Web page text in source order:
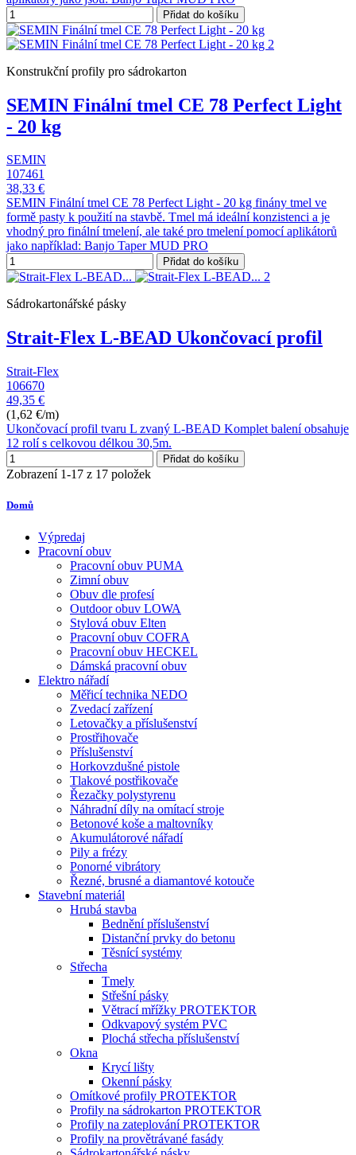
Přidat do košíku
Konstrukční profily pro sádrokarton
SEMIN Finální tmel CE 78 Perfect Light
- 20 kg
SEMIN
107461
38,33 €
SEMIN Finální tmel CE 78 Perfect Light - 20 kg finány tmel ve
formě pasty k použití na stavbě. Tmel má ideální konzistenci a je
vhodný pro finální tmelení, ale také pro tmelení pomocí aplikátorů
jako například: Banjo Taper MUD PRO
Přidat do košíku
Sádrokartonářské pásky
Strait-Flex L-BEAD Ukončovací profil
Strait-Flex
106670
49,35 €
(1,62 €/m)
Ukončovací profil tvaru L zvaný L-BEAD Komplet balení obsahuje
12 rolí s celkovou délkou 30,5m.
Přidat do košíku
Zobrazení 1-17 z 17 položek
Domů
Výpredaj
Pracovní obuv
Pracovní obuv PUMA
Zimní obuv
Obuv dle profesí
Outdoor obuv LOWA
Stylová obuv Elten
Pracovní obuv COFRA
Pracovní obuv HECKEL
Dámská pracovní obuv
Elektro nářadí
Měřicí technika NEDO
Zvedací zařízení
Letovačky a příslušenství
Prostřihovače
Příslušenství
Horkovzdušné pistole
Tlakové postřikovače
Řezačky polystyrenu
Náhradní díly na omítací stroje
Betonové koše a maltovníky
Akumulátorové nářadí
Pily a frézy
Ponorné vibrátory
Řezné, brusné a diamantové kotouče
Stavební materiál
Hrubá stavba
Bednění příslušenství
Distanční prvky do betonu
Těsnící systémy
Střecha
Tmely
Střešní pásky
Větrací mřížky PROTEKTOR
Odkvapový systém PVC
Plochá střecha příslušenství
Okna
Krycí lišty
Okenní pásky
Omítkové profily PROTEKTOR
Profily na sádrokarton PROTEKTOR
Profily na zateplování PROTEKTOR
Profily na provětrávané fasády